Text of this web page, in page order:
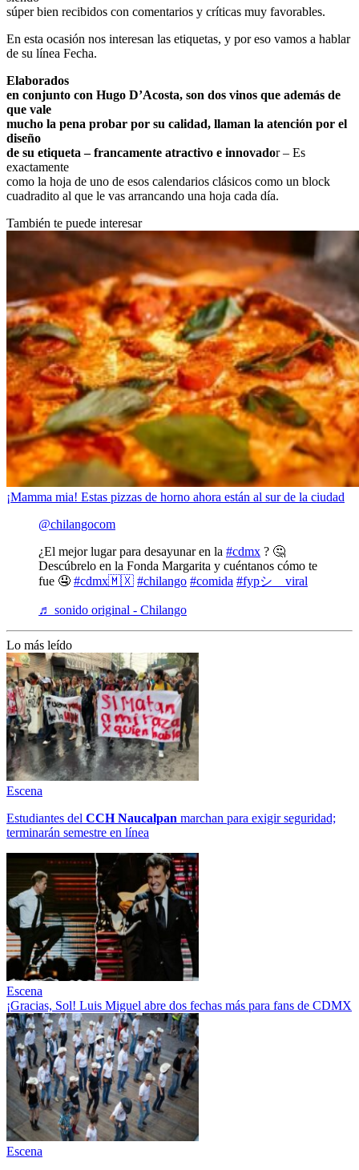
súper bien recibidos con comentarios y críticas muy favorables.
En esta ocasión nos interesan las etiquetas, y por eso vamos a hablar
de su línea Fecha.
Elaborados
en conjunto con Hugo D’Acosta, son dos vinos que además de
que vale
mucho la pena probar por su calidad, llaman la atención por el
diseño
de su etiqueta – francamente atractivo e innovador – Es
exactamente
como la hoja de uno de esos calendarios clásicos como un block
cuadradito al que le vas arrancando una hoja cada día.
También te puede interesar
¡Mamma mia! Estas pizzas de horno ahora están al sur de la ciudad
@chilangocom
¿El mejor lugar para desayunar en la #cdmx ? 🤔
Descúbrelo en la Fonda Margarita y cuéntanos cómo te
fue 🤤 #cdmx🇲🇽 #chilango #comida #fypシ゚viral
♬ sonido original - Chilango
Lo más leído
Escena
Estudiantes del CCH Naucalpan marchan para exigir seguridad;
terminarán semestre en línea
Escena
¡Gracias, Sol! Luis Miguel abre dos fechas más para fans de CDMX
Escena